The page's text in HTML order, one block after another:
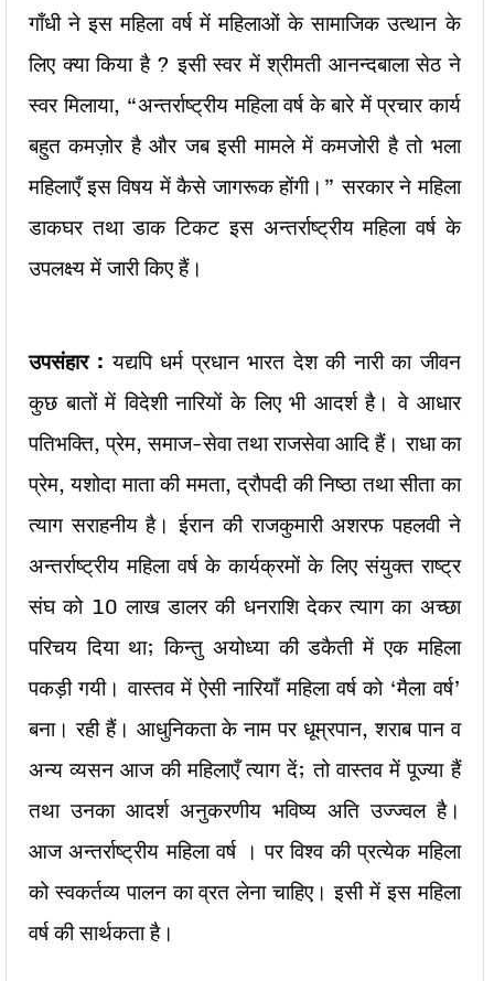
गाँधी ने इस महिला वर्ष में महिलाओं के सामाजिक उत्थान के
लिए क्या किया है ? इसी स्वर में श्रीमती आनन्दबाला सेठ ने
स्वर मिलाया, “अन्तर्राष्ट्रीय महिला वर्ष के बारे में प्रचार कार्य
बहुत कमज़ोर है और जब इसी मामले में कमजोरी है तो भला
महिलाएँ इस विषय में कैसे जागरूक होंगी।” सरकार ने महिला
डाकघर तथा डाक टिकट इस अन्तर्राष्ट्रीय महिला वर्ष के
उपलक्ष्य में जारी किए हैं।
उपसंहार : यद्यपि धर्म प्रधान भारत देश की नारी का जीवन
कुछ बातों में विदेशी नारियों के लिए भी आदर्श है। वे आधार
पतिभक्ति, प्रेम, समाज-सेवा तथा राजसेवा आदि हैं। राधा का
प्रेम, यशोदा माता की ममता, द्रौपदी की निष्ठा तथा सीता का
त्याग सराहनीय है। ईरान की राजकुमारी अशरफ पहलवी ने
अन्तर्राष्ट्रीय महिला वर्ष के कार्यक्रमों के लिए संयुक्त राष्ट्र
संघ को 10 लाख डालर की धनराशि देकर त्याग का अच्छा
परिचय दिया था; किन्तु अयोध्या की डकैती में एक महिला
पकड़ी गयी। वास्तव में ऐसी नारियाँ महिला वर्ष को ‘मैला वर्ष’
बना। रही हैं। आधुनिकता के नाम पर धूम्रपान, शराब पान व
अन्य व्यसन आज की महिलाएँ त्याग दें; तो वास्तव में पूज्या हैं
तथा उनका आदर्श अनुकरणीय भविष्य अति उज्ज्वल है।
आज अन्तर्राष्ट्रीय महिला वर्ष । पर विश्व की प्रत्येक महिला
को स्वकर्तव्य पालन का व्रत लेना चाहिए। इसी में इस महिला
वर्ष की सार्थकता है।